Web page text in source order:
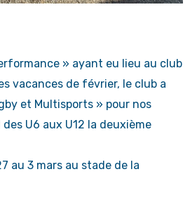
» ayant eu lieu au club
vacances de février, le club a
et Multisports » pour nos
U6 aux U12 la deuxième
au 3 mars au stade de la